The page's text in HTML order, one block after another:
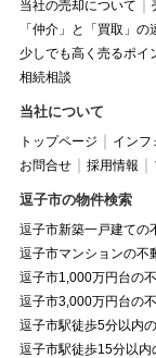
当社の売却について
「仲介」と「買取」の
少しでも高く売るポイ
相続相談
当社について
トップページ インフ
お問合せ
採用情報
逗子市の物件検索
逗子市新築一戸建ての
逗子市マンションの不
逗子市1,000万円台の
逗子市3,000万円台の
逗子市駅徒歩5分以内
逗子市駅徒歩15分以内